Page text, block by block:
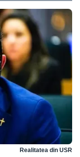
Realitatea din USR